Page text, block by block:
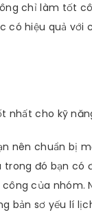
chỉ làm tốt
có hiệu quả với